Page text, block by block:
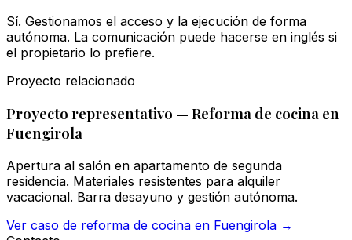
Sí. Gestionamos el acceso y la ejecución de forma
autónoma. La comunicación puede hacerse en inglés si
el propietario lo prefiere.
Proyecto relacionado
Proyecto representativo — Reforma de cocina en
Fuengirola
Apertura al salón en apartamento de segunda
residencia. Materiales resistentes para alquiler
vacacional. Barra desayuno y gestión autónoma.
Ver caso de reforma de cocina en Fuengirola →